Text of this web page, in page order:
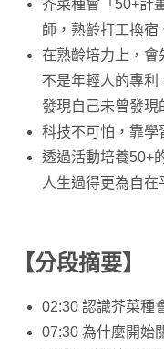
芥菜種會「50+計
師，熟齡打工換宿
在熟齡培力上，會
不是年輕人的專
發現自己未曾發現
科技不可怕，靠學
透過活動培養50+
人生過得更為自在
【分段摘要】
02:30 認識芥菜種
07:30 為什麼開始